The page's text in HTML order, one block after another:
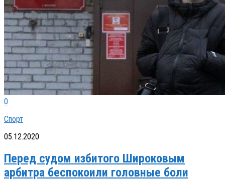
0
Спорт
05.12.2020
Перед судом избитого Широковым
арбитра беспокоили головные боли